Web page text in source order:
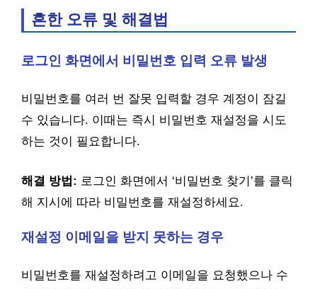
흔한 오류 및 해결법
로그인 화면에서 비밀번호 입력 오류 발생
비밀번호를 여러 번 잘못 입력할 경우 계정이 잠길
수 있습니다. 이때는 즉시 비밀번호 재설정을 시도
하는 것이 필요합니다.
해결 방법: 로그인 화면에서 ‘비밀번호 찾기’를 클릭
해 지시에 따라 비밀번호를 재설정하세요.
재설정 이메일을 받지 못하는 경우
비밀번호를 재설정하려고 이메일을 요청했으나 수